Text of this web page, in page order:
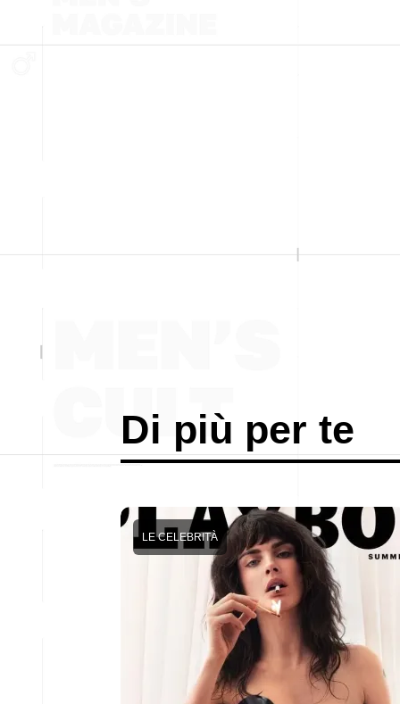
Di più per te
LE CELEBRITÀ